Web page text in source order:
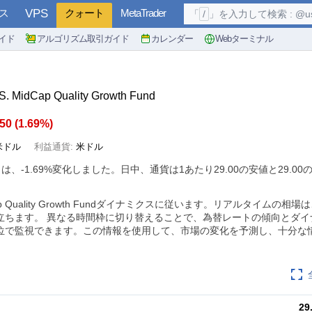
VPS クォート MetaTrader
ド アルゴリズム取引ガイド カレンダー Webターミナル
「 / 」を入力して検索 :
MidCap Quality Growth Fund
(1.69%)
ドル 利益通貨: 米ドル
、 -1.69%変化しました。日中、通貨は1あたり29.00の安値と29.00
Quality Growth Fundダイナミクスに従います。リアルタイムの相場
ちます。 異なる時間枠に切り替えることで、為替レートの傾向とダ
で監視できます。この情報を使用して、市場の変化を予測し、十分な